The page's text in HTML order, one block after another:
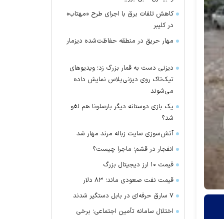
کاهش تلفات برق با اجرای طرح «مهتاب»
در کلیبر
مهار حریق در منطقه حفاظت‌شده دیزمار
دیزنی دست به قمار بزرگ زد؛ ویدیو‌های
تیک‌تاک روی دیزنی‌پلاس نمایش داده
می‌شوند
یک بازی دوستانه دیگر بارسلونا هم لغو
شد؟
آتش‌سوزی سایت زباله مرند مهار شد
انفجار در قشم؛ ماجرا چیست؟
قیمت ۱۰ ارز دیجیتال بزرگ
قیمت نفت صعودی ماند؛ ۸۳ دلار
۷ سارق حرفه‌ای در بابل دستگیر شدند
اختلال سامانه تأمین اجتماعی؛ برخی